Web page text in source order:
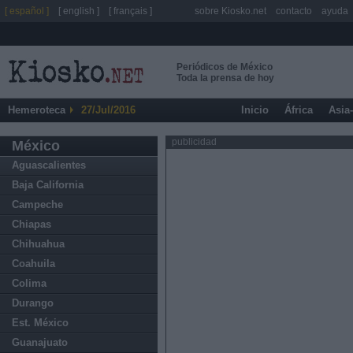
Periódicos de México
Toda la prensa de hoy
Hemeroteca 27/Jul/2016 Inicio África
México
Aguascalientes
Baja California
Campeche
Chiapas
Chihuahua
Coahuila
Colima
Durango
Est. México
Guanajuato
publicidad
[ español ] [ english ] [ français ] sobre Kiosko.net contacto ayuda